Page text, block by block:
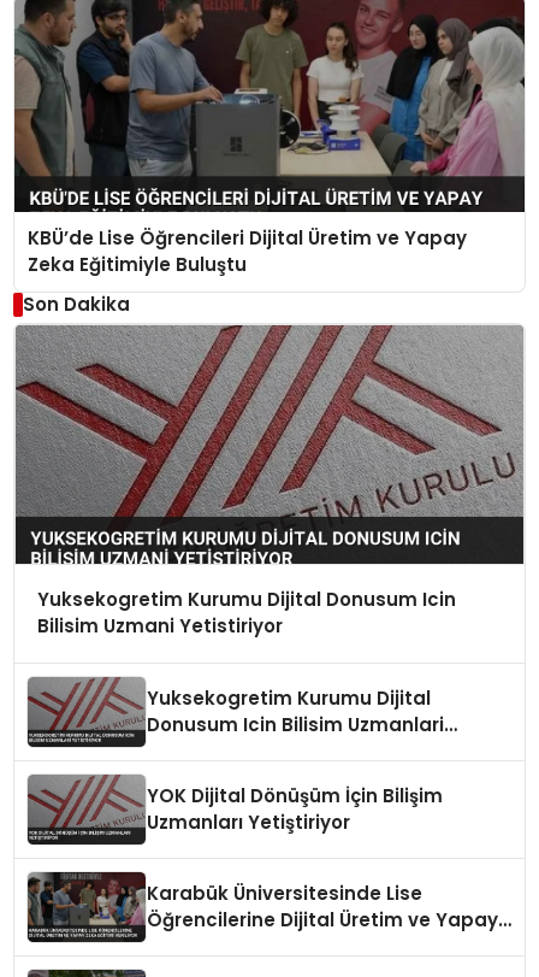
KBÜ’de Lise Öğrencileri Dijital Üretim ve Yapay
Zeka Eğitimiyle Buluştu
Son Dakika
Yuksekogretim Kurumu Dijital Donusum Icin
Bilisim Uzmani Yetistiriyor
Yuksekogretim Kurumu Dijital
Donusum Icin Bilisim Uzmanlari
YOK Dijital Dönüşüm İçin Bilişim
Uzmanları Yetiştiriyor
Karabük Üniversitesinde Lise
Öğrencilerine Dijital Üretim ve Yapay